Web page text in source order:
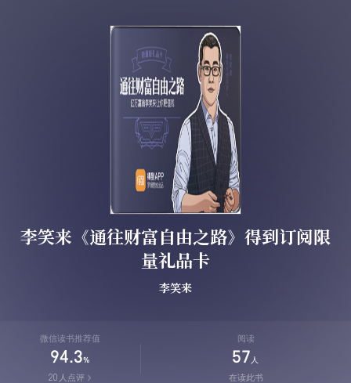
李笑来《通往财富自由之路》得到订阅限
量礼品卡
李笑来
微信读书推荐值
94.3%
20 人点评
阅读
57 人
在读此书